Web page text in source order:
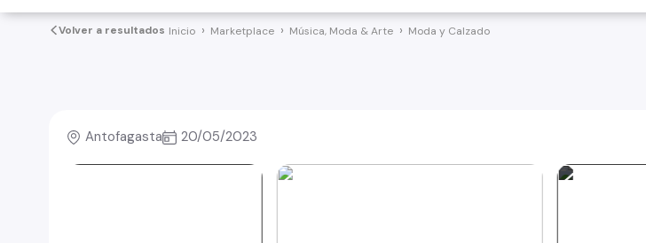
Volver a resultados Inicio Marketplace Música, Moda & Arte Moda y Calzado
Antofagasta 20/05/2023